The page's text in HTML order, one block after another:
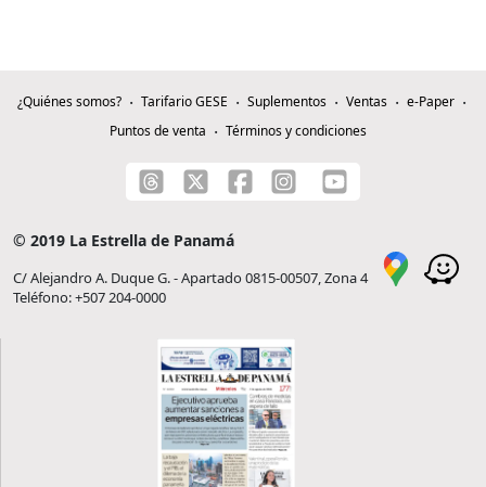
¿Quiénes somos? Tarifario GESE Suplementos Ventas
e-Paper
Puntos de venta
Términos y condiciones
© 2019 La Estrella de Panamá
C/ Alejandro A. Duque G. - Apartado 0815-00507, Zona 4
Teléfono: +507 204-0000